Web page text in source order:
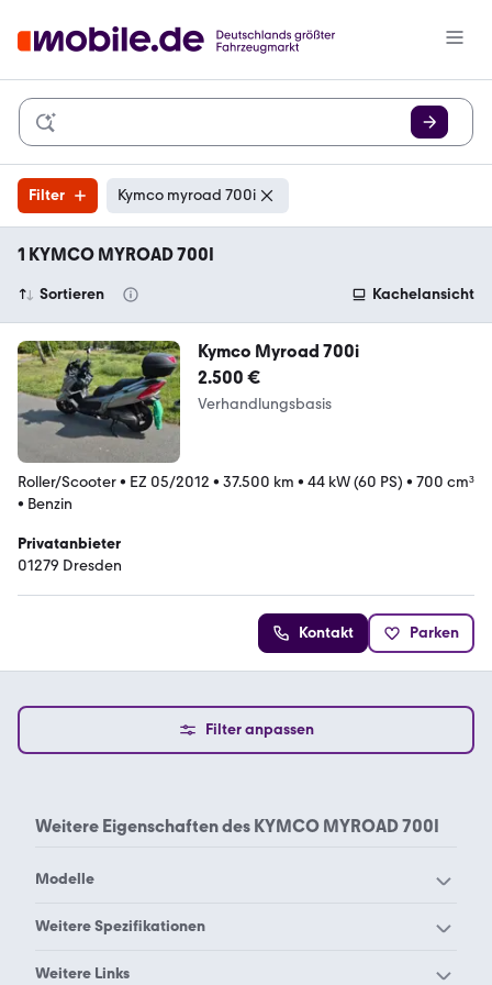
Filter Kymco myroad 700i
1 KYMCO MYROAD 700I
Sortieren Kachelansicht
Kymco Myroad 700i
2.500 €
Verhandlungsbasis
Roller/Scooter• EZ 05/2012 • 37.500 km • 44 kW (60 PS) • 700 cm³
• Benzin
Privatanbieter
01279 Dresden
Kontakt Parken
Filter anpassen
Weitere Eigenschaften des KYMCO MYROAD 700I
Modelle
Kymco Agility 125 S
Weitere Spezifikationen
Kymco 125 dink
Weitere Links